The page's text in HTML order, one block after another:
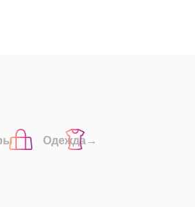
Одежда→